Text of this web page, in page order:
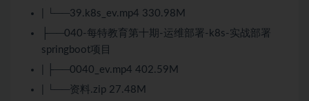
| └──39.k8s_ev.mp4 330.98M
├──040-每特教育第十期-运维部署-k8s-实战部署
springboot项目
| ├──0040_ev.mp4 402.59M
| └──资料.zip 27.48M